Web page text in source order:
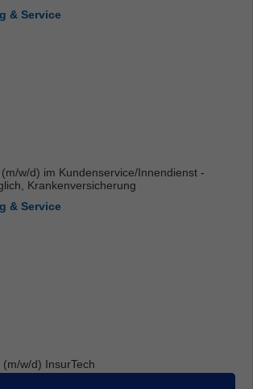
& Service
w/d) im Kundenservice/Innendienst -
Krankenversicherung
& Service
w/d) InsurTech